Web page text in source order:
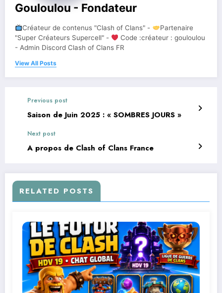
Gouloulou - Fondateur
Créateur de contenus "Clash of Clans" -
Partenaire
"Super Créateurs Supercell" -
Code :créateur : gouloulou
- Admin Discord Clash of Clans FR
View All Posts
Previous post
Saison de Juin 2025 : « SOMBRES JOURS »
Next post
A propos de Clash of Clans France
RELATED POSTS